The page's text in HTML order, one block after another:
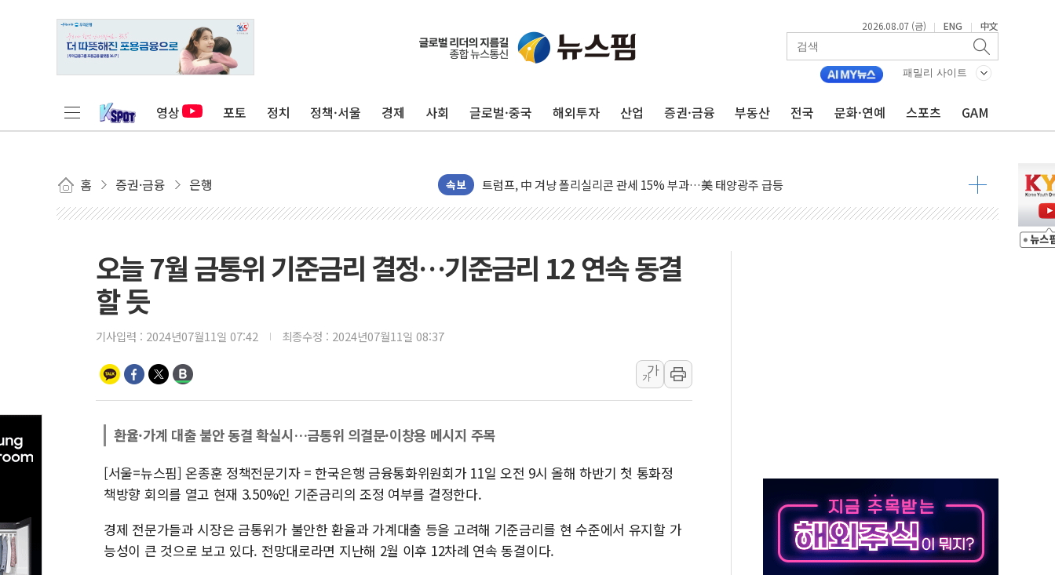
2026.08.07 (금) | ENG | 中文
패밀리 사이트
영상 포토 정치 정책·서울 경제 사회 글로벌·중국 해외투자 산업 증권·금융 부동산 전국 문화·연예 스포츠 GAM
홈 증권·금융 은행 속보
보훈부, 미 DPAA와 MOU… "6·25 미군 실종자 7359명 끝까지 찾겠다"
트럼프 "금리 내려야"…파월 때와 달리 워시엔 톤 낮춰
李 "해남 태양광, 대한민국 다음 100년 밑거름…수도권 집중 완화 전환점"
李 대통령, '6시간 마라톤 부동산 2차 회의' 주재… "전폭적 공급 확대·속도전 총력"
[사진] 빈살만과 에르도안의 만남
이란와이어 "이란 최고지도자 위독…곧 사망해도 놀랍지 않아"
[인도증시] 중동 불안 속 유가 상승에 소폭 하락...금융주 낙폭 커
황희 '폐버스 청년주택' SNS 글 역풍에 "정부정책 아냐" 해명
용산공원·그린벨트로 또 충돌…반복되는 국토부-서울시 '정책 엇박자'
[AI 부동산 투데이] 특공 전략도 '극과 극'…생애최초만 경쟁 치열
[베트남 증시] 유동성 부진 지속, 강보합 마감...석유·가스주 올랐지만 빈그룹이 상쇄
'찜통더위'에 전력수요 역대 최고치 경신…한낮 총수요 104.3GW 기록
오늘 7월 금통위 기준금리 결정…기준금리 12 연속 동결
할 듯
기사입력 : 2024년07월11일 07:42 최종수정 : 2024년07월11일 08:37
가
가
환율·가계 대출 불안 동결 확실시…금통위 의결문·이창용 메시지 주목
[서울=뉴스핌] 온종훈 정책전문기자 = 한국은행 금융통화위원회가 11일 오전 9시 올해 하반기 첫 통화정
책방향 회의를 열고 현재 3.50%인 기준금리의 조정 여부를 결정한다.
경제 전문가들과 시장은 금통위가 불안한 환율과 가계대출 등을 고려해 기준금리를 현 수준에서 유지할 가
능성이 큰 것으로 보고 있다. 전망대로라면 지난해 2월 이후 12차례 연속 동결이다.